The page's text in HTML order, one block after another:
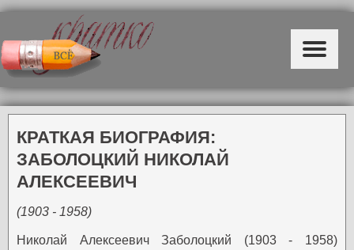
КРАТКАЯ БИОГРАФИЯ:
ЗАБОЛОЦКИЙ НИКОЛАЙ
АЛЕКСЕЕВИЧ
(1903 - 1958)
Николай Алексеевич Заболоцкий (1903 - 1958)